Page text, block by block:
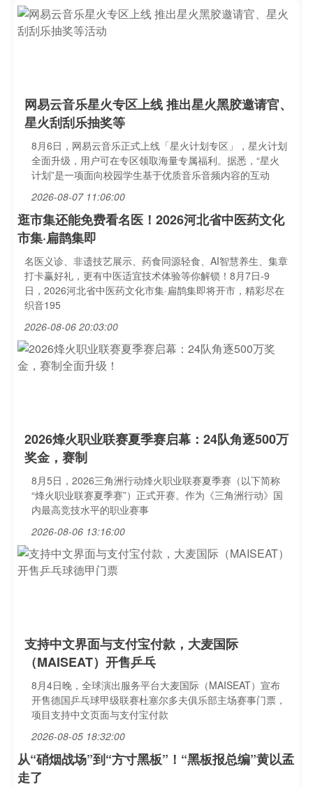
网易云音乐星火专区上线 推出星火黑胶邀请官、
星火刮刮乐抽奖等
8月6日，网易云音乐正式上线「星火计划专区」，星火计划
全面升级，用户可在专区领取海量专属福利。据悉，“星火
计划”是一项面向校园学生基于优质音乐音频内容的互动
2026-08-07 11:06:00
逛市集还能免费看名医！2026河北省中医药文化
市集·扁鹊集即
名医义诊、非遗技艺展示、药食同源轻食、AI智慧养生、集章
打卡赢好礼，更有中医适宜技术体验等你解锁！8月7日-9
日，2026河北省中医药文化市集·扁鹊集即将开市，精彩尽在
织音195
2026-08-06 20:03:00
2026烽火职业联赛夏季赛启幕：24队角逐500万
奖金，赛制
8月5日，2026三角洲行动烽火职业联赛夏季赛（以下简称
“烽火职业联赛夏季赛”）正式开赛。作为《三角洲行动》国
内最高竞技水平的职业赛事
2026-08-06 13:16:00
支持中文界面与支付宝付款，大麦国际
（MAISEAT）开售乒乓
8月4日晚，全球演出服务平台大麦国际（MAISEAT）宣布
开售德国乒乓球甲级联赛杜塞尔多夫俱乐部主场赛事门票，
项目支持中文页面与支付宝付款
2026-08-05 18:32:00
从“硝烟战场”到“方寸黑板”！“黑板报总编”黄以孟
走了